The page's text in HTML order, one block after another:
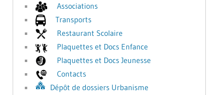
Associations
Transports
Restaurant Scolaire
Plaquettes et Docs Enfance
Plaquettes et Docs Jeunesse
Contacts
Dépôt de dossiers Urbanisme